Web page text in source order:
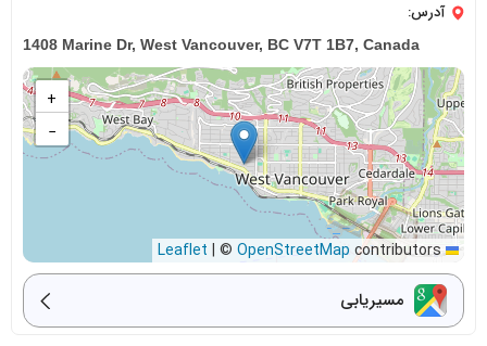
آدرس:
1408 Marine Dr, West Vancouver, BC V7T 1B7, Canada
+
−
Leaflet
| © OpenStreetMap contributors
مسیریابی